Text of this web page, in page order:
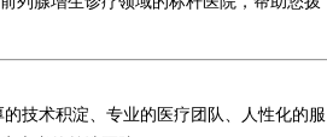
技术积淀、专业的医疗团队、人性化的服